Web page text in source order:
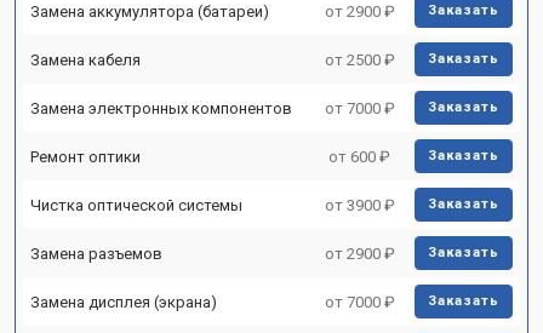
Замена аккумулятора (батареи) от 2900 ₽ Заказать
Замена кабеля от 2500 ₽ Заказать
Замена электронных компонентов от 7000 ₽ Заказать
Ремонт оптики от 600 ₽ Заказать
Чистка оптической системы от 3900 ₽ Заказать
Замена разъемов от 2900 ₽ Заказать
Замена дисплея (экрана) от 7000 ₽ Заказать